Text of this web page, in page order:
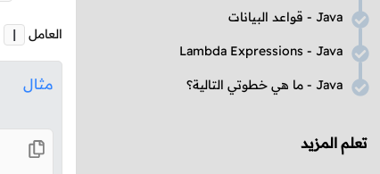
Java - قواعد البيانات
Java
-
Lambda Expressions
Java - ما هي خطوتي التالية؟
تعلم المزيد
العامل
مثال